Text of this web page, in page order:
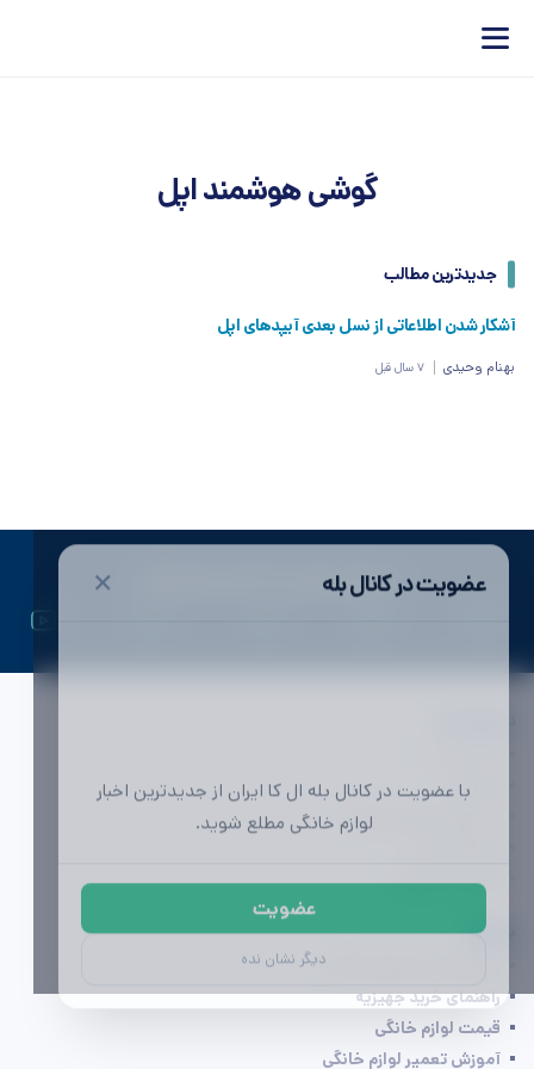
گوشی هوشمند اپل
جدیدترین مطالب
آشکار شدن اطلاعاتی از نسل بعدی آیپدهای اپل
بهنام وحیدی 7 سال قبل
عضویت در کانال بله ✕
با عضویت در کانال بله ال کا ایران از جدیدترین اخبار
لوازم خانگی مطلع شوید.
عضویت
دیگر نشان نده
ال کا ایران | اولین رسانه تخصصی لوازم خانگی
تبلیغات
محصولات لوازم خانگی
آگهی (به زودی)
بخوانید
راهنمای خرید جهیزیه
قیمت لوازم خانگی
آموزش تعمیر لوازم خانگی